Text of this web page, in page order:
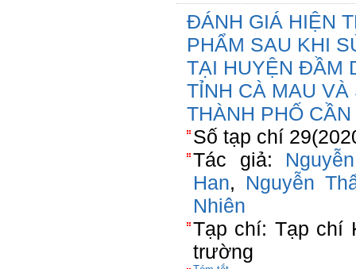
ĐÁNH GIÁ HIỆN
PHẨM SAU KHI
TẠI HUYỆN ĐẦM
TỈNH CÀ MAU
THÀNH PHỐ
Số tạp chí
Tác giả:
Han, Nguyễn
Nhiên
Tạp chí: Tạp chí
trường